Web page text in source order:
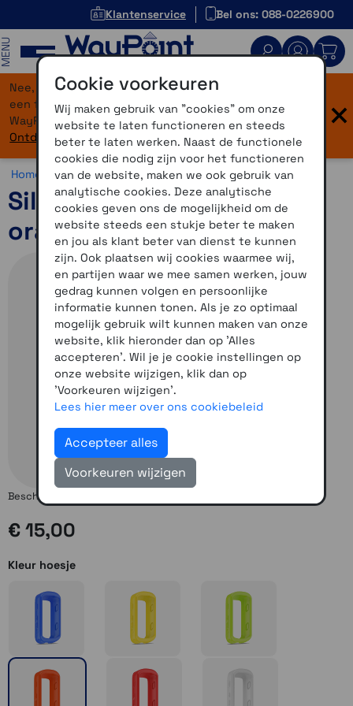
Klantenservice Bel ons: 088-0226900
Nee, je bent niet verdwaald! Onze website heeft
een flinke upgrade gekregen. Dezelfde vertrouwde
WayPoint-service, maar dan in een modern jasje.
Ontdek hier wat er allemaal nieuw is.
×
Home >Accessoires >Overig > Edge accessoires
Siliconenhoes Edge 530-
oranje
Beschermrand voor de Edge 530, in diverse kleuren verkrijgbaar
€ 15,00
Kleur hoesje
Cookie voorkeuren
Wij maken gebruik van "cookies" om onze
website te laten functioneren en steeds
beter te laten werken. Naast de functionele
cookies die nodig zijn voor het functioneren
van de website, maken we ook gebruik van
analytische cookies. Deze analytische
cookies geven ons de mogelijkheid om de
website steeds een stukje beter te maken
en jou als klant beter van dienst te kunnen
zijn. Ook plaatsen wij cookies waarmee wij,
en partijen waar we mee samen werken, jouw
gedrag kunnen volgen en persoonlijke
informatie kunnen tonen. Als je zo optimaal
mogelijk gebruik wilt kunnen maken van onze
website, klik hieronder dan op 'Alles
accepteren'. Wil je je cookie instellingen op
onze website wijzigen, klik dan op
'Voorkeuren wijzigen'.
Lees hier meer over ons cookiebeleid
Accepteer alles
Voorkeuren wijzigen